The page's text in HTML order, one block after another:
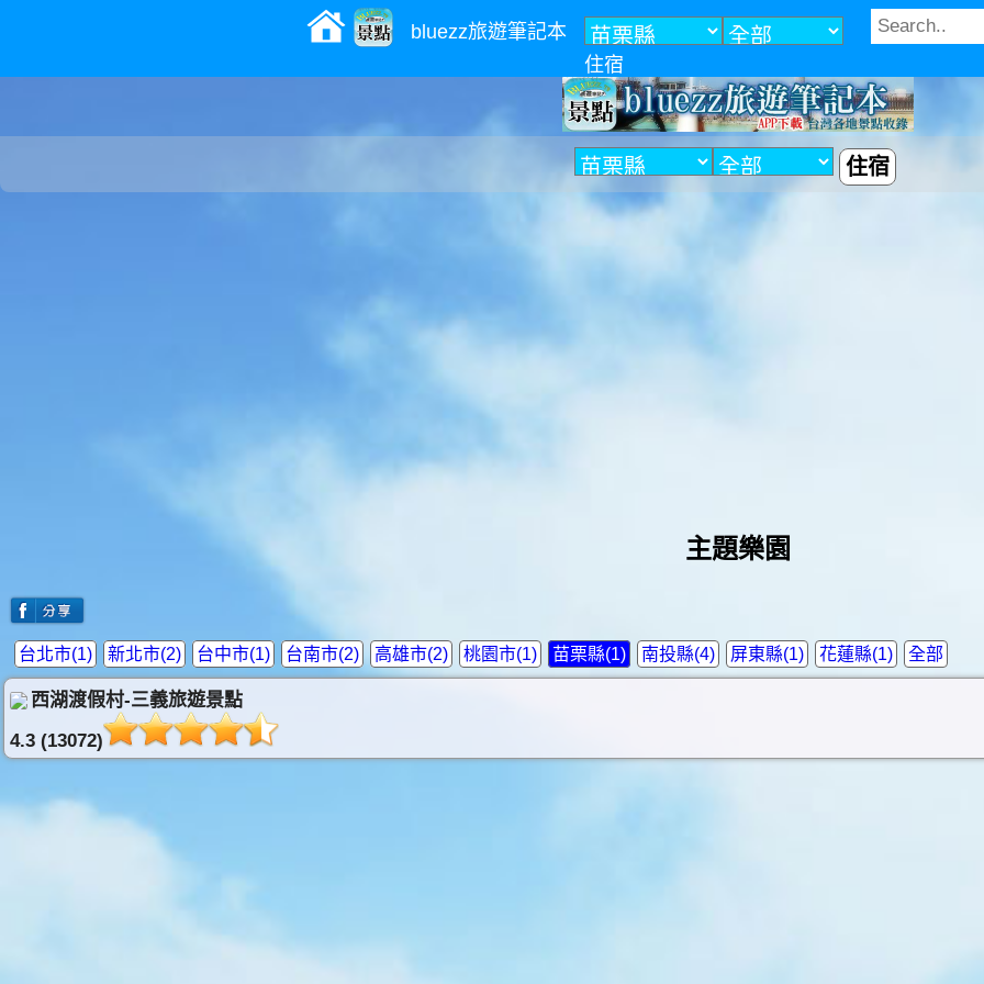
bluezz旅遊筆記本
住宿
住宿
主題樂園
全部
台北市(1) 新北市(2) 台中市(1) 台南市(2) 高雄市(2) 桃園市(1) 苗栗縣(1) 南投縣(4) 屏東縣(1) 花蓮縣(1)
西湖渡假村-三義旅遊景點
4.3 (13072)